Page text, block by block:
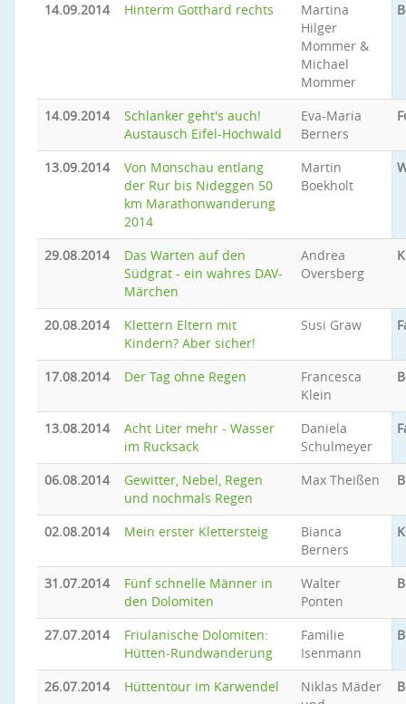
14.09.2014 Hinterm Gotthard rechts
Martina
Hilger
Mommer &
Michael
Mommer
14.09.2014
Schlanker geht's auch!
Austausch Eifel-Hochwald
Eva-Maria
Berners
13.09.2014
Von Monschau entlang
der Rur bis Nideggen 50
km Marathonwanderung
2014
Martin
Boekholt
29.08.2014
Das Warten auf den
Südgrat - ein wahres DAV-
Märchen
Andrea
Oversberg
20.08.2014
Klettern Eltern mit
Kindern? Aber sicher!
Susi Graw
17.08.2014 Der Tag ohne Regen
Francesca
Klein
13.08.2014
Acht Liter mehr - Wasser
im Rucksack
Daniela
Schulmeyer
06.08.2014
Gewitter, Nebel, Regen
und nochmals Regen
Max Theißen
02.08.2014 Mein erster Klettersteig
Bianca
Berners
31.07.2014
Fünf schnelle Männer in
den Dolomiten
Walter
Ponten
27.07.2014
Friulanische Dolomiten:
Hütten-Rundwanderung
Familie
Isenmann
26.07.2014 Hüttentour im Karwendel
Niklas Mäder